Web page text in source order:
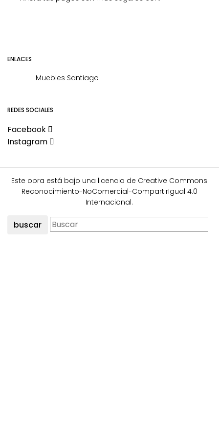
ENLACES
Muebles Santiago
REDES SOCIALES
Facebook
Instagram
Este obra está bajo una licencia de Creative Commons
Reconocimiento-NoComercial-CompartirIgual 4.0
Internacional.
buscar